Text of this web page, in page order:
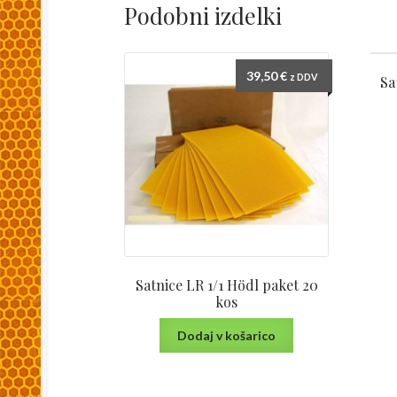
Podobni izdelki
Satnice LR 1/1 Hödl paket 20
kos
39,50€ z DDV
Dodaj v košarico